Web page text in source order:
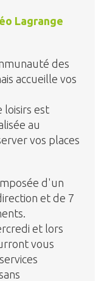
Lagrange
des
accueille vos
loisirs est
au
vos places
d'un
et de 7
et lors
vous